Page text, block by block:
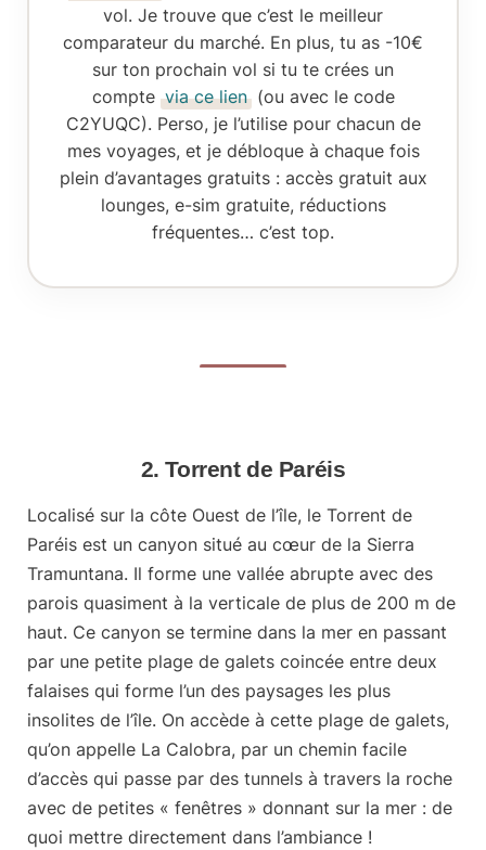
vol. Je trouve que c’est le meilleur
comparateur du marché. En plus, tu as -10€
sur ton prochain vol si tu te crées un
compte via ce lien (ou avec le code
C2YUQC). Perso, je l’utilise pour chacun de
mes voyages, et je débloque à chaque fois
plein d’avantages gratuits : accès gratuit aux
lounges, e-sim gratuite, réductions
fréquentes… c’est top.
2. Torrent de Paréis
Localisé sur la côte Ouest de l’île, le Torrent de
Paréis est un canyon situé au cœur de la Sierra
Tramuntana. Il forme une vallée abrupte avec des
parois quasiment à la verticale de plus de 200 m de
haut. Ce canyon se termine dans la mer en passant
par une petite plage de galets coincée entre deux
falaises qui forme l’un des paysages les plus
insolites de l’île. On accède à cette plage de galets,
qu’on appelle La Calobra, par un chemin facile
d’accès qui passe par des tunnels à travers la roche
avec de petites « fenêtres » donnant sur la mer : de
quoi mettre directement dans l’ambiance !